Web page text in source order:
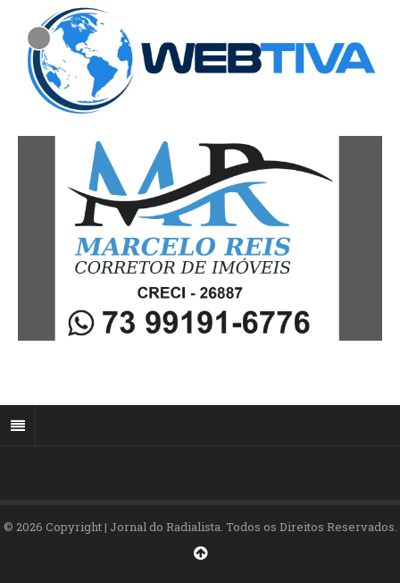
© 2026 Copyright | Jornal do Radialista. Todos os Direitos Reservados.